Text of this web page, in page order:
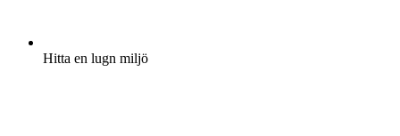
Hitta en lugn miljö